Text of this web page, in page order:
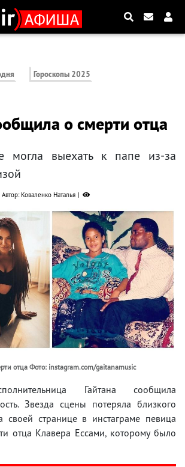
Гороскопы 2025
о смерти отца
могла выехать к папе из-за
Автор: Коваленко Наталья
отца Фото: instagram.com/gaitanamusic
Гайтана сообщила
Звезда сцены потеряла близкого
своей странице в инстаграме певица
отца Клавера Ессами, которому было